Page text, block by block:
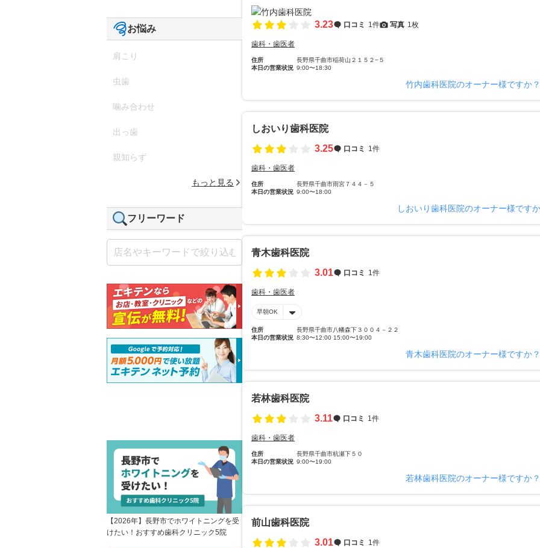
3.23 口コミ 1件 写真 1枚
歯科・歯医者
住所
長野県千曲市稲荷山２１５２−５
本日の営業状況 9:00〜18:30
竹内歯科医院のオーナー様ですか？
しおいり歯科医院
3.25
口コミ 1件
歯科・歯医者
住所
長野県千曲市雨宮７４４－５
本日の営業状況 9:00〜18:00
しおいり歯科医院のオーナー様です
青木歯科医院
3.01
口コミ 1件
歯科・歯医者
早朝OK
住所
長野県千曲市八幡森下３００４－２２
本日の営業状況 8:30〜12:00 15:00〜19:00
青木歯科医院のオーナー様ですか？
若林歯科医院
3.11
口コミ 1件
歯科・歯医者
住所
長野県千曲市杭瀬下５０
本日の営業状況 9:00〜19:00
若林歯科医院のオーナー様ですか？
前山歯科医院
3.01
口コミ 1件
お悩み
肩こり
虫歯
噛み合わせ
出っ歯
親知らず
もっと見る
フリーワード
【2026年】長野市でホワイトニングを受
けたい！おすすめ歯科クリニック5院